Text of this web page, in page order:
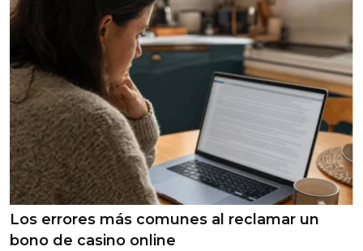
Los errores más comunes al reclamar un
bono de casino online